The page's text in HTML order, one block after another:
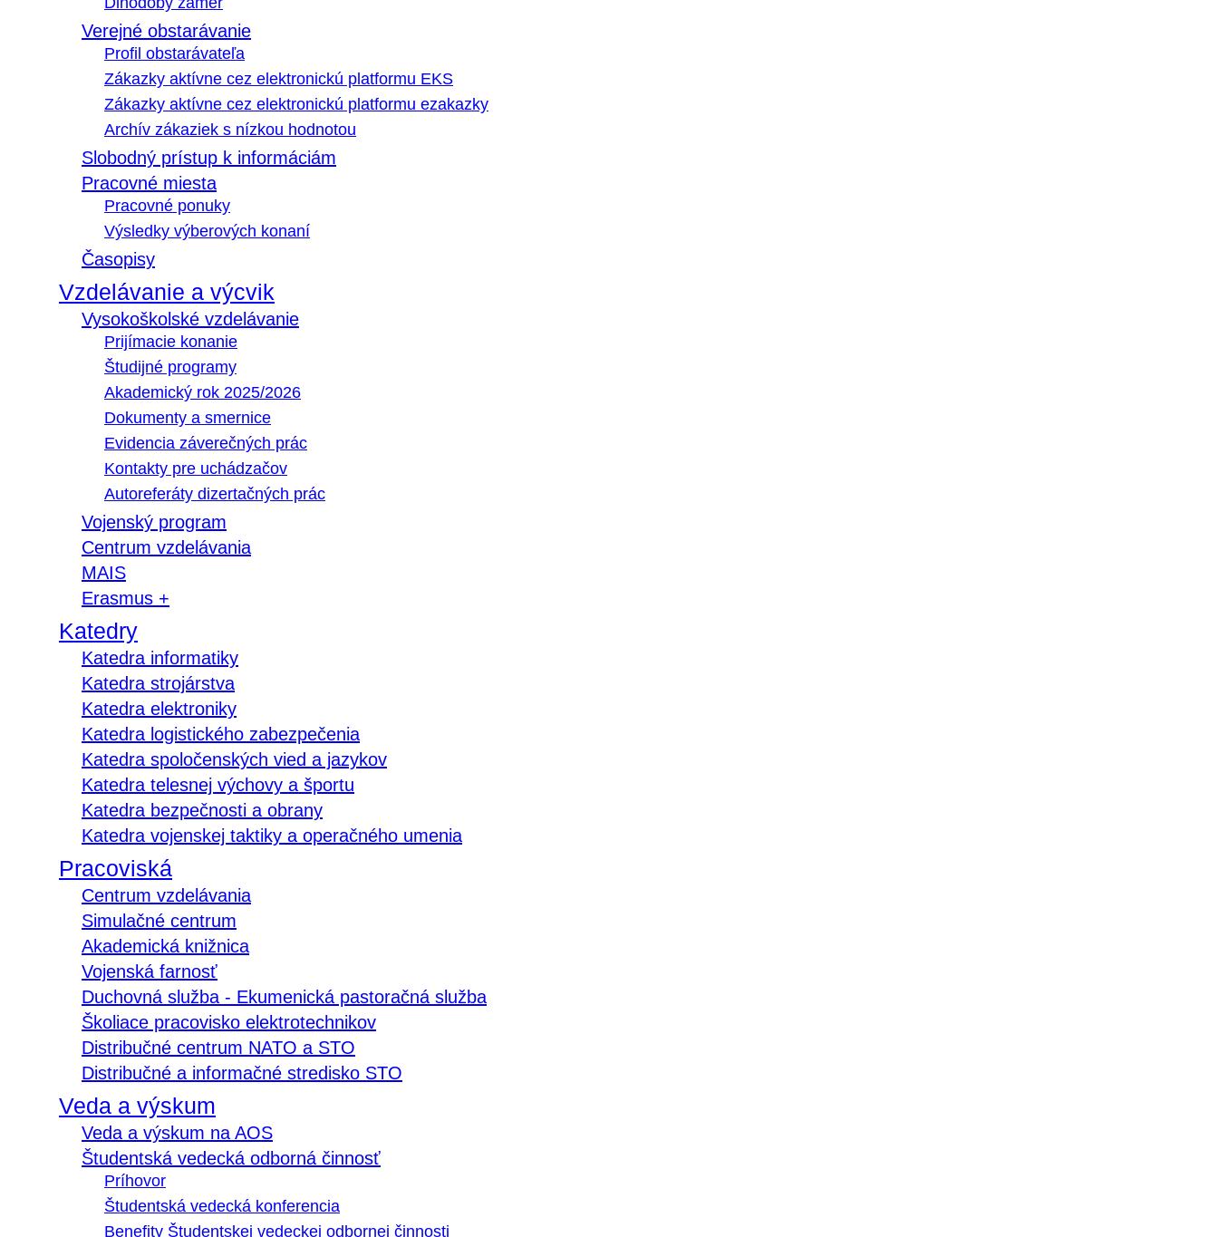
Verejné obstarávanie
Profil obstarávateľa
Zákazky aktívne cez elektronickú platformu EKS
Zákazky aktívne cez elektronickú platformu ezakazky
Archív zákaziek s nízkou hodnotou
Slobodný prístup k informáciám
Pracovné miesta
Pracovné ponuky
Výsledky výberových konaní
Časopisy
Vzdelávanie a výcvik
Vysokoškolské vzdelávanie
Prijímacie konanie
Študijné programy
Akademický rok 2025/2026
Dokumenty a smernice
Evidencia záverečných prác
Kontakty pre uchádzačov
Autoreferáty dizertačných prác
Vojenský program
Centrum vzdelávania
MAIS
Erasmus +
Katedry
Katedra informatiky
Katedra strojárstva
Katedra elektroniky
Katedra logistického zabezpečenia
Katedra spoločenských vied a jazykov
Katedra telesnej výchovy a športu
Katedra bezpečnosti a obrany
Katedra vojenskej taktiky a operačného umenia
Pracoviská
Centrum vzdelávania
Simulačné centrum
Akademická knižnica
Vojenská farnosť
Duchovná služba - Ekumenická pastoračná služba
Školiace pracovisko elektrotechnikov
Distribučné centrum NATO a STO
Distribučné a informačné stredisko STO
Veda a výskum
Veda a výskum na AOS
Študentská vedecká odborná činnosť
Príhovor
Študentská vedecká konferencia
Benefity Študentskej vedeckej odbornej činnosti